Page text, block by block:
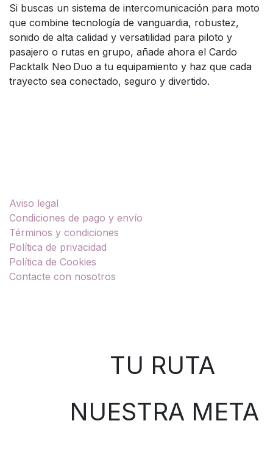
Si buscas un sistema de intercomunicación para moto
que combine tecnología de vanguardia, robustez,
sonido de alta calidad y versatilidad para piloto y
pasajero o rutas en grupo, añade ahora el Cardo
Packtalk Neo Duo a tu equipamiento y haz que cada
trayecto sea conectado, seguro y divertido.
Aviso legal
Condiciones de pago y envío
Términos y condiciones
Política de privacidad
Política de Cookies
Contacte con nosotros
TU RUTA
NUESTRA META